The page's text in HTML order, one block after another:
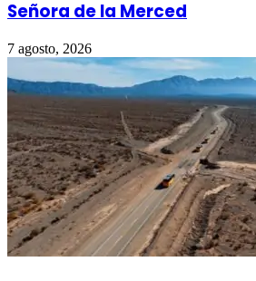
Señora de la Merced
7 agosto, 2026